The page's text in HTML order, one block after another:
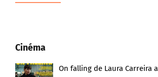
Cinéma
On falling de Laura Carreira